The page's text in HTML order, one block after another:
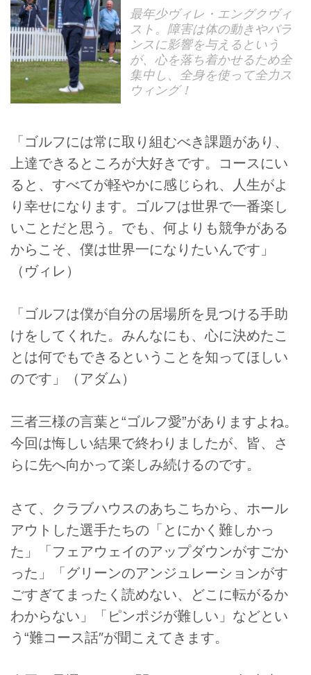
最年少ヴィレ・エングクヴィ
スト。障害は体の動きやバラ
ンスに影響を与えるという
が、心を落ち着かせるため全
集中し、全身を使って全力ス
ウィング！
「ゴルフには常に取り組むべき課題があり、
上達できるところが大好きです。コースにい
ると、すべてが軽やかに感じられ、人生がよ
り幸せになります。ゴルフは世界で一番楽し
いことだと思う。でも、何よりも競争がある
からこそ、僕は世界一になりたいんです」
（ヴィレ）
「ゴルフは僕が自分の居場所を見つける手助
けをしてくれた。みんなにも、心に決めたこ
とは何でもできるということを知ってほしい
のです」（アダム）
三者三様の言葉と“ゴルフ愛”がありますよね。
今回は悔しい結果で終わりましたが、皆、さ
らに先へ向かって楽しみ続けるのです。
さて、クラブハウスのあちこちから、ホール
アウトした選手たちの「とにかく難しかっ
た」「フェアウェイのアップダウンがすごか
った」「グリーンのアンジュレーションがす
ごすぎてまったく読めない、どこに転がるか
わからない」「ピンポジが難しい」などとい
う“難コース話″が聞こえてきます。